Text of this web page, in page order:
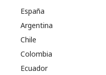
España
Argentina
Chile
Colombia
Ecuador